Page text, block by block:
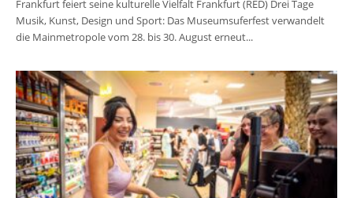
Frankfurt feiert seine kulturelle Vielfalt Frankfurt (RED) Drei Tage
Musik, Kunst, Design und Sport: Das Museumsuferfest verwandelt
die Mainmetropole vom 28. bis 30. August erneut...